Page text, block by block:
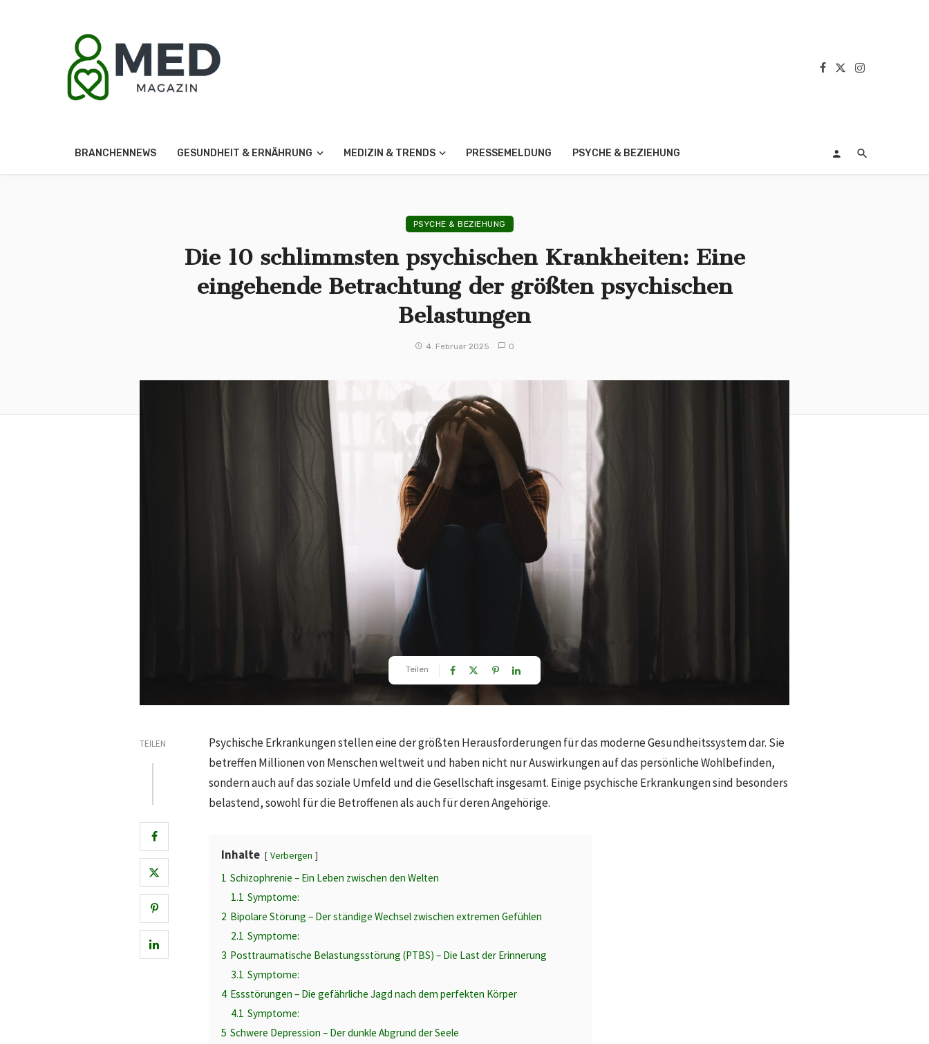
BRANCHENNEWS GESUNDHEIT & ERNÄHRUNG MEDIZIN & TRENDS PRESSEMELDUNG PSYCHE & BEZIEHUNG
PSYCHE & BEZIEHUNG
Die 10 schlimmsten psychischen Krankheiten: Eine
eingehende Betrachtung der größten psychischen
Belastungen
4. Februar 2025 0
Teilen
TEILEN
Psychische Erkrankungen stellen eine der größten Herausforderungen für das moderne Gesundheitssystem dar. Sie
betreffen Millionen von Menschen weltweit und haben nicht nur Auswirkungen auf das persönliche Wohlbefinden,
sondern auch auf das soziale Umfeld und die Gesellschaft insgesamt. Einige psychische Erkrankungen sind besonders
belastend, sowohl für die Betroffenen als auch für deren Angehörige.
Inhalte Verbergen
1 Schizophrenie – Ein Leben zwischen den Welten
1.1 Symptome:
2 Bipolare Störung – Der ständige Wechsel zwischen extremen Gefühlen
2.1 Symptome:
3 Posttraumatische Belastungsstörung (PTBS) – Die Last der Erinnerung
3.1 Symptome:
4 Essstörungen – Die gefährliche Jagd nach dem perfekten Körper
4.1 Symptome:
5 Schwere Depression – Der dunkle Abgrund der Seele